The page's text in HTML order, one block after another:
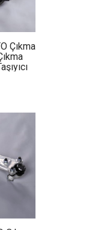
Çıkma